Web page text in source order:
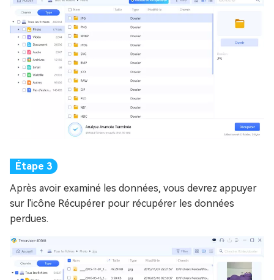
Après avoir examiné les données, vous devrez appuyer
sur l'icône Récupérer pour récupérer les données
perdues.